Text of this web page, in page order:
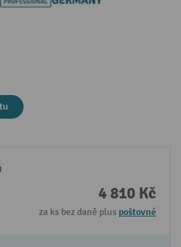
4 810 Kč
za ks bez daně plus poštovné